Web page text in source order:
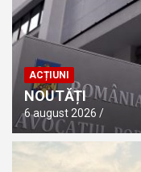
ACȚIUNI
NOUTĂȚI
6 august 2026